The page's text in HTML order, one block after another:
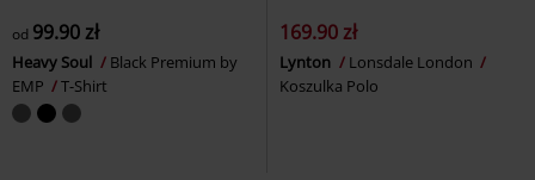
od 99.90 zł
Heavy Soul
Black Premium by
EMP
T-Shirt
169.90 zł
Lynton
Lonsdale London
Koszulka Polo